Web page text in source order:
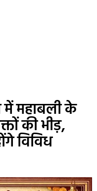
में महाबली के
की भीड़,
विविध